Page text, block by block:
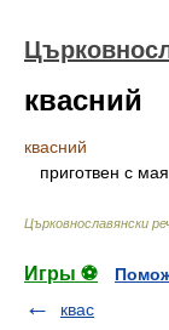
квасний
квасний
приготвен с мая.
Църковнославянски
Игры ⚽
квас